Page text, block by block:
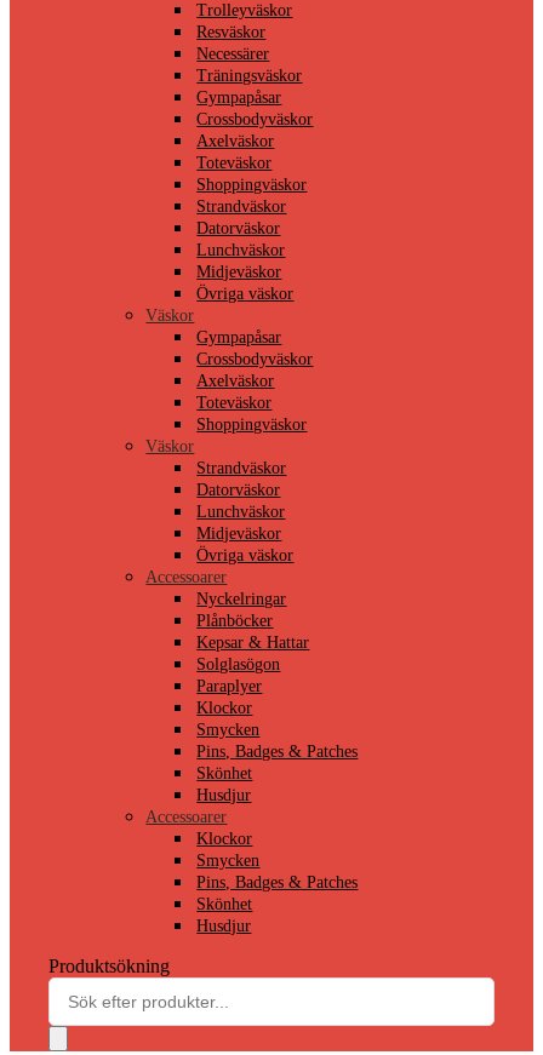
Trolleyväskor
Resväskor
Necessärer
Träningsväskor
Gympapåsar
Crossbodyväskor
Axelväskor
Toteväskor
Shoppingväskor
Strandväskor
Datorväskor
Lunchväskor
Midjeväskor
Övriga väskor
Väskor
Gympapåsar
Crossbodyväskor
Axelväskor
Toteväskor
Shoppingväskor
Väskor
Strandväskor
Datorväskor
Lunchväskor
Midjeväskor
Övriga väskor
Accessoarer
Nyckelringar
Plånböcker
Kepsar & Hattar
Solglasögon
Paraplyer
Klockor
Smycken
Pins, Badges & Patches
Skönhet
Husdjur
Accessoarer
Klockor
Smycken
Pins, Badges & Patches
Skönhet
Husdjur
Produktsökning